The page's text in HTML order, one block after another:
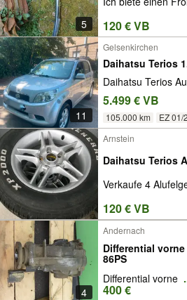
5 120 € VB
11
Gelsenkirchen
Daihatsu Terios
Daihatsu Terios
5.499 € VB
105.000 km
EZ 01/
Arnstein
Daihatsu Terios
Verkaufe 4
120 € VB
4
Andernach
Differential
86PS
Differential vorne
400 €